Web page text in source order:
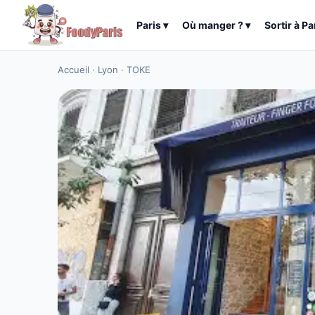
Paris▾ Où manger ?▾ Sortir à
Accueil · Lyon · TOKE